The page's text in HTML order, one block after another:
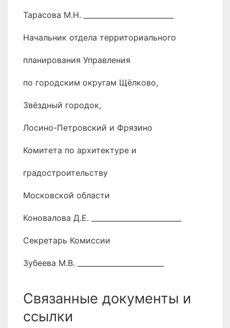
Тарасова М.Н. _________________________
Начальник отдела территориального
планирования Управления
по городским округам Щёлково,
Звёздный городок,
Лосино-Петровский и Фрязино
Комитета по архитектуре и
градостроительству
Московской области
Коновалова Д.Е. _________________________
Секретарь Комиссии
Зубеева М.В. ________________________
Связанные документы и
ссылки